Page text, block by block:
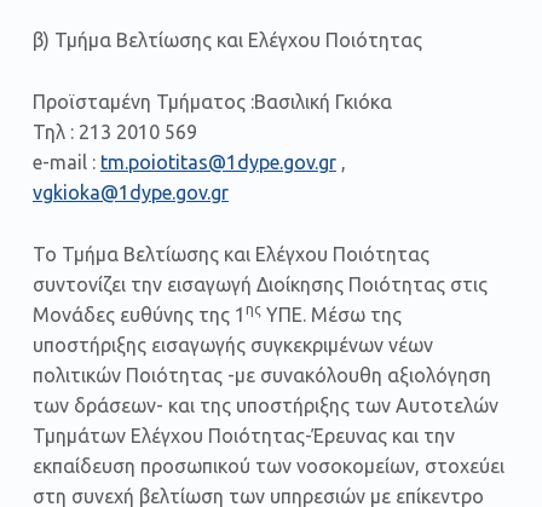
β) Τμήμα Βελτίωσης και Ελέγχου Ποιότητας
Προϊσταμένη Τμήματος :Βασιλική Γκιόκα
Τηλ : 213 2010 569
e-mail : tm.poiotitas@1dype.gov.gr,
vgkioka@1dype.gov.gr
Το Τμήμα Βελτίωσης και Ελέγχου Ποιότητας
συντονίζει την εισαγωγή Διοίκησης Ποιότητας στις
Μονάδες ευθύνης της 1 ηςΥΠΕ. Μέσω της
υποστήριξης εισαγωγής συγκεκριμένων νέων
πολιτικών Ποιότητας -με συνακόλουθη αξιολόγηση
των δράσεων- και της υποστήριξης των Αυτοτελών
Τμημάτων Ελέγχου Ποιότητας-Έρευνας και την
εκπαίδευση προσωπικού των νοσοκομείων, στοχεύει
στη συνεχή βελτίωση των υπηρεσιών με επίκεντρο